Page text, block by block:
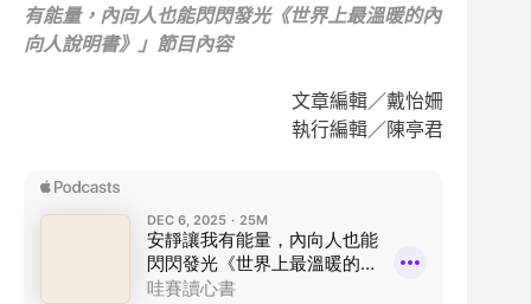
有能量，內向人也能閃閃發光《世界上最溫暖的內
向人說明書》」節目內容
文章編輯／戴怡姍
執行編輯／陳亭君